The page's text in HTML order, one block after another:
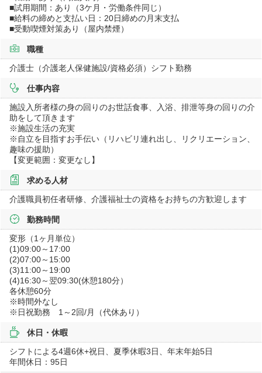
■試用期間：あり（3ケ月・労働条件同じ）
■給料の締めと支払い日：20日締めの月末支払
■受動喫煙対策あり（屋内禁煙）
職種
介護士（介護老人保健施設/資格必須）シフト勤務
仕事内容
施設入所者様の身の回りのお世話食事、入浴、排泄等身の回りの介
助をして頂きます
※施設生活の充実
※自立を目指すお手伝い（リハビリ連れ出し、リクリエーション、
趣味の援助）
【変更範囲：変更なし】
求める人材
介護職員初任者研修、介護福祉士の資格をお持ちの方歓迎します
勤務時間
変形（1ヶ月単位）
(1)09:00～17:00
(2)07:00～15:00
(3)11:00～19:00
(4)16:30～翌09:30(休憩180分）
各休憩60分
※時間外なし
※日祝勤務 1～2回/月（代休あり）
休日・休暇
シフトによる4週6休+祝日、夏季休暇3日、年末年始5日
年間休日：95日